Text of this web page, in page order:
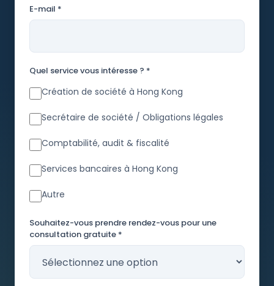
E-mail *
Quel service vous intéresse ? *
Création de société à Hong Kong
Secrétaire de société / Obligations légales
Comptabilité, audit & fiscalité
Services bancaires à Hong Kong
Autre
Souhaitez-vous prendre rendez-vous pour une
consultation gratuite *